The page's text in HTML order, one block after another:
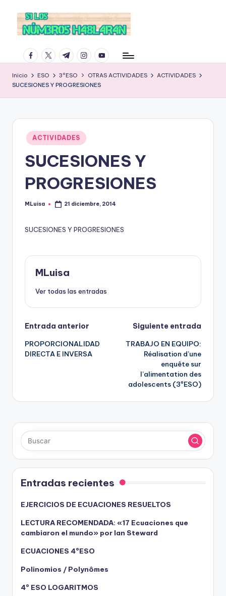
facebook.com
twitter.com
t.me instagram.com
youtube.com
Inicio ESO 3ºESO OTRAS ACTIVIDADES
ACTIVIDADES
SUCESIONES Y PROGRESIONES
Publicado
en
ACTIVIDADES
SUCESIONES Y
PROGRESIONES
Publicado
MLuisa 21 diciembre, 2014
SUCESIONES Y PROGRESIONES
MLuisa
Ver todas las entradas
Navegación
de
Entrada anterior
PROPORCIONALIDAD
DIRECTA E INVERSA
Siguiente entrada
TRABAJO EN EQUIPO:
Réalisation d’une
enquête sur
l’alimentation des
adolescents (3ºESO)
Entradas recientes
EJERCICIOS DE ECUACIONES RESUELTOS
LECTURA RECOMENDADA: «17 Ecuaciones que
cambiaron el mundo» por Ian Steward
ECUACIONES 4ºESO
Polinomios / Polynômes
4º ESO LOGARITMOS